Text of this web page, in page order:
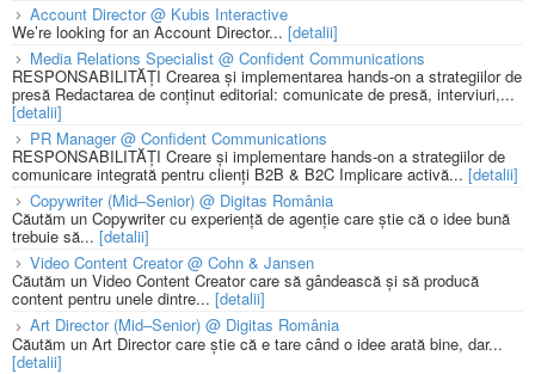
Account Director @ Kubis Interactive
We’re looking for an Account Director... [detalii]
Media Relations Specialist @ Confident Communications
RESPONSABILITĂȚI Crearea și implementarea hands-on a strategiilor de
presă Redactarea de conținut editorial: comunicate de presă, interviuri,...
[detalii]
PR Manager @ Confident Communications
RESPONSABILITĂȚI Creare și implementare hands-on a strategiilor de
comunicare integrată pentru clienți B2B & B2C Implicare activă... [detalii]
Copywriter (Mid–Senior) @ Digitas România
Căutăm un Copywriter cu experiență de agenție care știe că o idee bună
trebuie să... [detalii]
Video Content Creator @ Cohn & Jansen
Căutăm un Video Content Creator care să gândească și să producă
content pentru unele dintre... [detalii]
Art Director (Mid–Senior) @ Digitas România
Căutăm un Art Director care știe că e tare când o idee arată bine, dar...
[detalii]